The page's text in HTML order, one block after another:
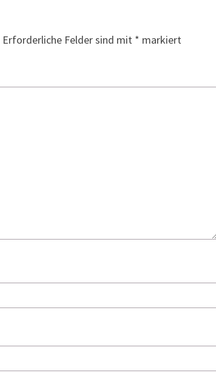
Erforderliche Felder sind mit * markiert